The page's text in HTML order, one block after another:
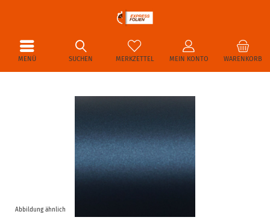
MENÜ WARENKORB
MERKZETTEL MEIN KONTO
SUCHEN
Abbildung ähnlich